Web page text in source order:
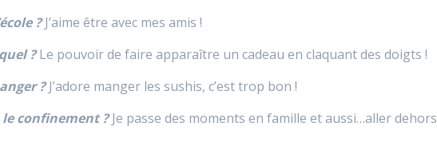
?J’aime être avec mes amis !
?Le pouvoir de faire apparaître un cadeau en claquant des doigts !
?J’adore manger les sushis, c’est trop bon !
le confinement ?Je passe des moments en famille et aussi…aller dehors